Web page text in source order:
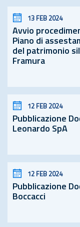
13 FEB 2024
Avvio
Piano di
del patrimonio
Framura
12 FEB 2024
Pubblicazione
Leonardo SpA
12 FEB 2024
Pubblicazione
Boccacci